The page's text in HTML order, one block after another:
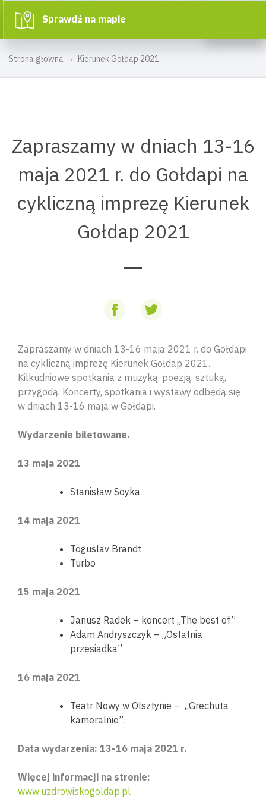
Strona główna Kierunek Gołdap 2021
Sprawdź na mapie
Zapraszamy w dniach 13-16
maja 2021 r. do Gołdapi na
cykliczną imprezę Kierunek
Gołdap 2021
Zapraszamy w dniach 13-16 maja 2021 r. do Gołdapi
na cykliczną imprezę Kierunek Gołdap 2021.
Kilkudniowe spotkania z muzyką, poezją, sztuką,
przygodą. Koncerty, spotkania i wystawy odbędą się
w dniach 13-16 maja w Gołdapi.
Wydarzenie biletowane.
13 maja 2021
Stanisław Soyka
14 maja 2021
Toguslav Brandt
Turbo
15 maja 2021
Janusz Radek – koncert „The best of”
Adam Andryszczyk – „Ostatnia
przesiadka”
16 maja 2021
Teatr Nowy w Olsztynie – „Grechuta
kameralnie”.
Data wydarzenia: 13-16 maja 2021 r.
Więcej informacji na stronie:
www.uzdrowiskogoldap.pl